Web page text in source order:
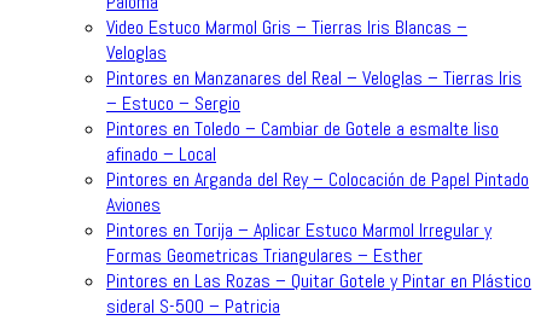
Video Estuco Marmol Gris – Tierras Iris Blancas –
Veloglas
Pintores en Manzanares del Real – Veloglas – Tierras Iris
– Estuco – Sergio
Pintores en Toledo – Cambiar de Gotele a esmalte liso
afinado – Local
Pintores en Arganda del Rey – Colocación de Papel Pintado
Aviones
Pintores en Torija – Aplicar Estuco Marmol Irregular y
Formas Geometricas Triangulares – Esther
Pintores en Las Rozas – Quitar Gotele y Pintar en Plástico
sideral S-500 – Patricia